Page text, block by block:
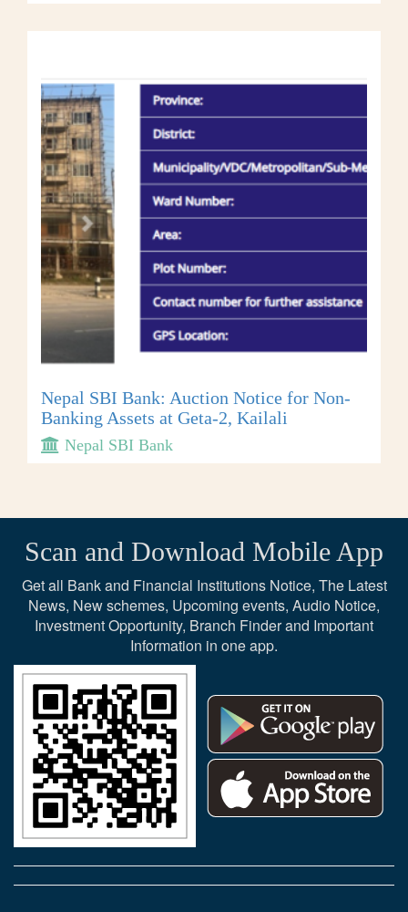
Nepal SBI Bank: Auction Notice for Non-
Banking Assets at Geta-2, Kailali
Nepal SBI Bank
Scan and Download Mobile App
Get all Bank and Financial Institutions Notice, The Latest
News, New schemes, Upcoming events, Audio Notice,
Investment Opportunity, Branch Finder and Important
Information in one app.